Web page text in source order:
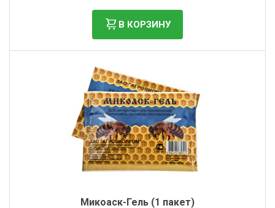
В КОРЗИНУ
Микоаск-Гель (1 пакет)